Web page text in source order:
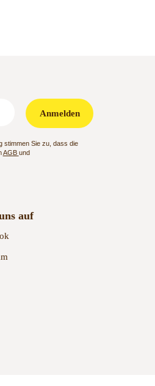
Anmelden
stimmen Sie zu, dass die
AGB und
auf